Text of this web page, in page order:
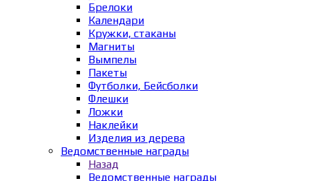
Брелоки
Календари
Кружки, стаканы
Магниты
Вымпелы
Пакеты
Футболки, Бейсболки
Флешки
Ложки
Наклейки
Изделия из дерева
Ведомственные награды
Назад
Ведомственные награды